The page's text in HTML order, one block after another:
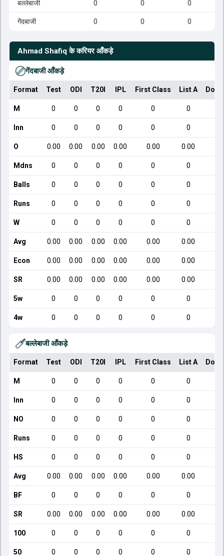
बल्लेबाजी 0 0 0
गेंदबाजी 0 0 0
Ahmad Shafiq के करियर आँकड़े
गेंदबाजी आँकड़े
Format Test ODI T20I IPL First Class List A
M 0 0 0 0 0 0
Inn 0 0 0 0 0 0
O 0.00 0.00 0.00 0.00 0.00 0.00
Mdns 0 0 0 0 0 0
Balls 0 0 0 0 0 0
Runs 0 0 0 0 0 0
W 0 0 0 0 0 0
Avg 0.00 0.00 0.00 0.00 0.00 0.00
Econ 0.00 0.00 0.00 0.00 0.00 0.00
SR 0.00 0.00 0.00 0.00 0.00 0.00
5w 0 0 0 0 0 0
4w 0 0 0 0 0 0
बल्लेबाजी आँकड़े
Format Test ODI T20I IPL First Class List A
M 0 0 0 0 0 0
Inn 0 0 0 0 0 0
NO 0 0 0 0 0 0
Runs 0 0 0 0 0 0
HS 0 0 0 0 0 0
Avg 0.00 0.00 0.00 0.00 0.00 0.00
BF 0 0 0 0 0 0
SR 0.00 0.00 0.00 0.00 0.00 0.00
100 0 0 0 0 0 0
50 0 0 0 0 0 0